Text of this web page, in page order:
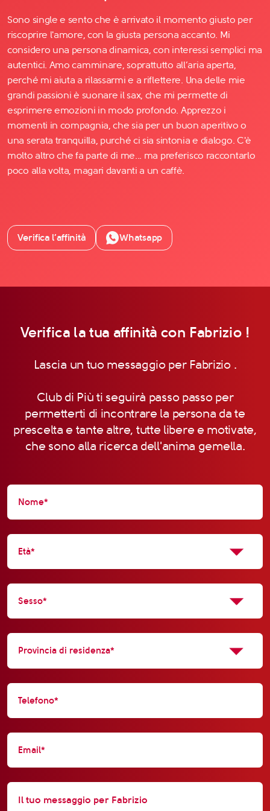
Sono single e sento che è arrivato il momento giusto per
riscoprire l'amore, con la giusta persona accanto. Mi
considero una persona dinamica, con interessi semplici ma
autentici. Amo camminare, soprattutto all’aria aperta,
perché mi aiuta a rilassarmi e a riflettere. Una delle mie
grandi passioni è suonare il sax, che mi permette di
esprimere emozioni in modo profondo. Apprezzo i
momenti in compagnia, che sia per un buon aperitivo o
una serata tranquilla, purché ci sia sintonia e dialogo. C'è
molto altro che fa parte di me... ma preferisco raccontarlo
poco alla volta, magari davanti a un caffè.
Verifica l’affinità Whatsapp
Verifica la tua affinità con Fabrizio !
Lascia un tuo messaggio per Fabrizio .
Club di Più ti seguirà passo passo per
permetterti di incontrare la persona da te
prescelta e tante altre, tutte libere e motivate,
che sono alla ricerca dell'anima gemella.